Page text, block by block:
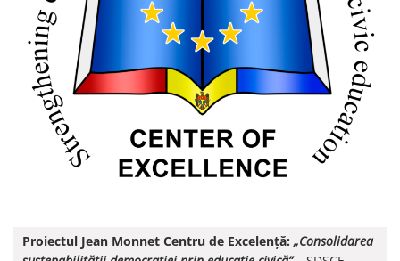
Proiectul Jean Monnet Centru de Excelență: „Consolidarea